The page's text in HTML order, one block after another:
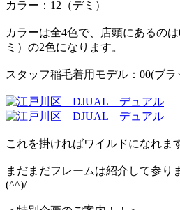
カラー：12（デミ）
カラーは全4色で、店頭にあるの
ミ）の2色になります。
スタッフ稲毛着用モデル：00(ブラ
これを掛ければワイルドになれま
まだまだフレームは紹介して参り
(^^)/